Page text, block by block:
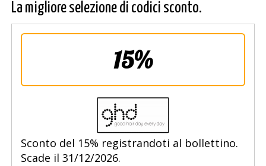
La migliore selezione di codici sconto.
15%
Sconto del 15% registrandoti al bollettino.
Scade il 31/12/2026.